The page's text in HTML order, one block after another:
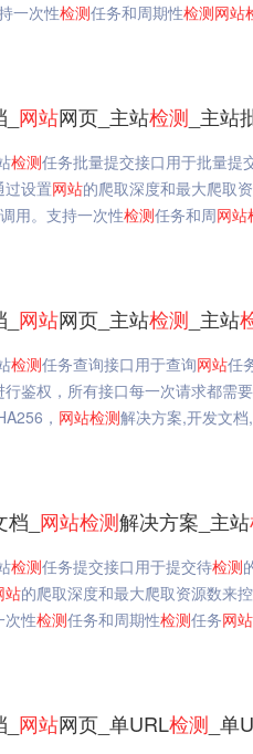
一次性检测任务和周期性检测网站
网站网页_主站检测 _主
检测任务批量提交接口用于批量提
过设置网站的爬取深度和最大爬取
用。支持一次性检测任务和周网站
网站网页_主站检测 _主站
检测任务查询接口用于查询网站任
鉴权，所有接口每一次请求都需
， 网站检测解决方案,开发文档,
_ 网站检测解决方案_主站
检测任务提交接口用于提交待检测
站的爬取深度和最大爬取资源数来
次性检测任务和周期性检测任务网站
网站网页_单URL检测 _单